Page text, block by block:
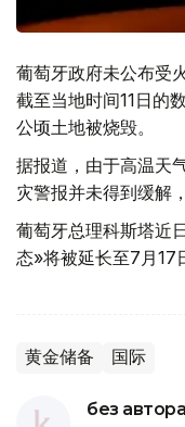
葡萄牙政府未公布受
截至当地时间11日的
公顷土地被烧毁。
据报道，由于高温天
灾警报并未得到缓解
葡萄牙总理科斯塔近
态»将被延长至7月17
黄金储备 国际
без автора